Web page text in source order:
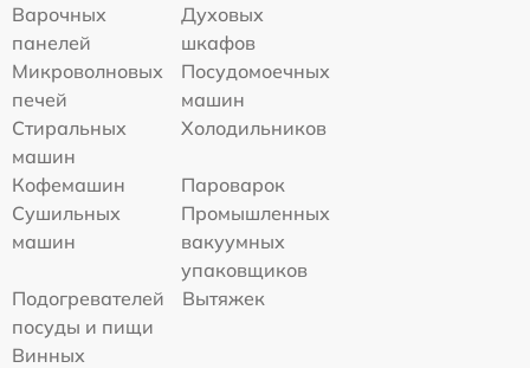
Варочных
панелей
Духовых
шкафов
Микроволновых
печей
Посудомоечных
машин
Стиральных
машин
Холодильников
Кофемашин
Пароварок
Сушильных
машин
Промышленных
вакуумных
упаковщиков
Подогревателей
посуды и пищи
Вытяжек
Винных